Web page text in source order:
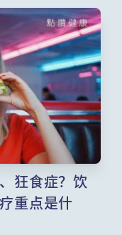
也犯了其中一些
临床医学学院内
详细探讨。
狂食症？饮
重点是什